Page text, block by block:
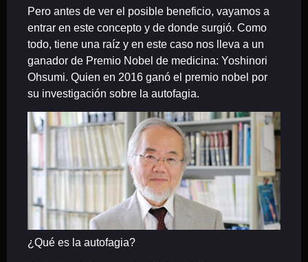
Pero antes de ver el posible beneficio, vayamos a
entrar en este concepto y de donde surgió. Como
todo, tiene una raíz y en este caso nos lleva a un
ganador de Premio Nobel de medicina: Yoshinori
Ohsumi. Quien en 2016 ganó el premio nobel por
su investigación sobre la autofagia.
¿Qué es la autofagia?